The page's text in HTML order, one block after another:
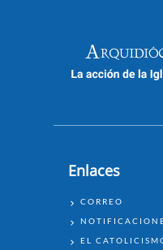
Enlaces
ENLACES
CORREO
EL